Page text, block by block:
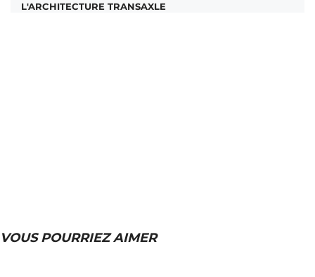
L'ARCHITECTURE TRANSAXLE
VOUS POURRIEZ AIMER